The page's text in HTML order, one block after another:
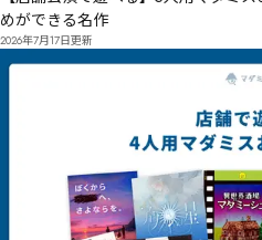
めができる名作
2026年7月17日更新